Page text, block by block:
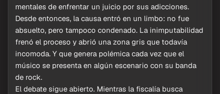
mentales de enfrentar un juicio por sus adicciones.
Desde entonces, la causa entró en un limbo: no fue
absuelto, pero tampoco condenado. La inimputabilidad
frenó el proceso y abrió una zona gris que todavía
incomoda. Y que genera polémica cada vez que el
músico se presenta en algún escenario con su banda
de rock.
El debate sigue abierto. Mientras la fiscalía busca